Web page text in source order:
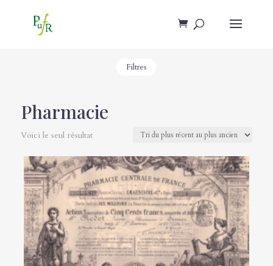
Filtres
Pharmacie
Voici le seul résultat